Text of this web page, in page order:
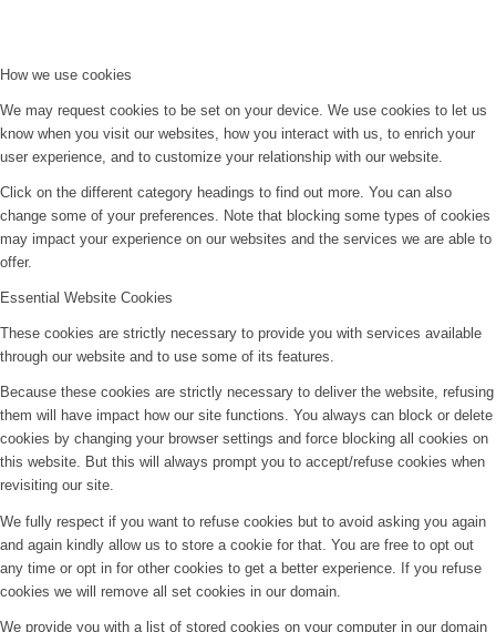
How we use cookies
We may request cookies to be set on your device. We use cookies to let us
know when you visit our websites, how you interact with us, to enrich your
user experience, and to customize your relationship with our website.
Click on the different category headings to find out more. You can also
change some of your preferences. Note that blocking some types of cookies
may impact your experience on our websites and the services we are able to
offer.
Essential Website Cookies
These cookies are strictly necessary to provide you with services available
through our website and to use some of its features.
Because these cookies are strictly necessary to deliver the website, refusing
them will have impact how our site functions. You always can block or delete
cookies by changing your browser settings and force blocking all cookies on
this website. But this will always prompt you to accept/refuse cookies when
revisiting our site.
We fully respect if you want to refuse cookies but to avoid asking you again
and again kindly allow us to store a cookie for that. You are free to opt out
any time or opt in for other cookies to get a better experience. If you refuse
cookies we will remove all set cookies in our domain.
We provide you with a list of stored cookies on your computer in our domain